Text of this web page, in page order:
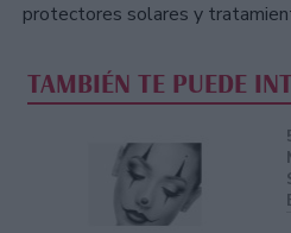
protectores solares y
TAMBIÉN TE PUEDE